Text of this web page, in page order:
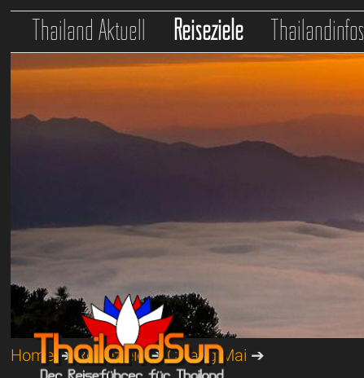
Thailand Aktuell Reiseziele Thailandinfos
Home➔Reiseziele➔Chiang Mai ➔